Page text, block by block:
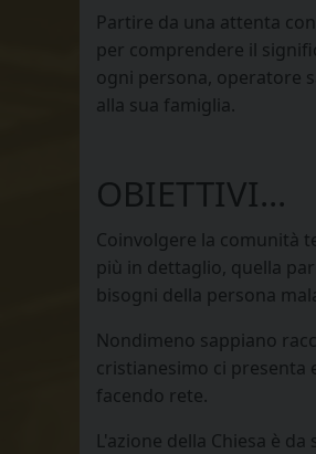
Partire da una attenta
per comprendere il
ogni persona, operatore
alla sua famiglia.
OBIETTIVI...
Coinvolgere la comunità
più in dettaglio, quella
bisogni della persona
Nondimeno sappiano
cristianesimo ci presenta
facendo rete.
L'azione della Chiesa è